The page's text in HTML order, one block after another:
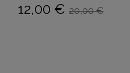
12,00 € 20,00 €